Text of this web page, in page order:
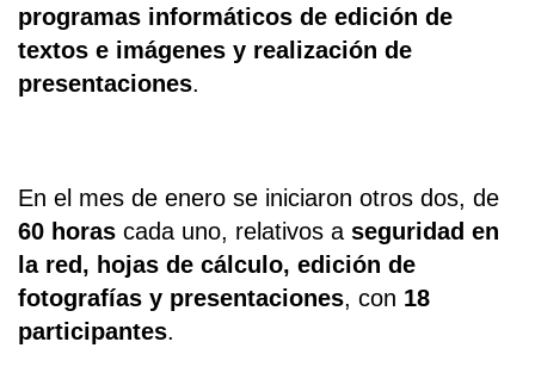
programas informáticos de edición de
textos e imágenes y realización de
presentaciones.
En el mes de enero se iniciaron otros dos, de
60 horas cada uno, relativos a seguridad en
la red, hojas de cálculo, edición de
fotografías y presentaciones, con 18
participantes.